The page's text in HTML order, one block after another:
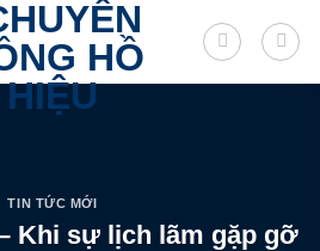
TIN TỨC MỚI
Khi sự lịch lãm gặp gỡ